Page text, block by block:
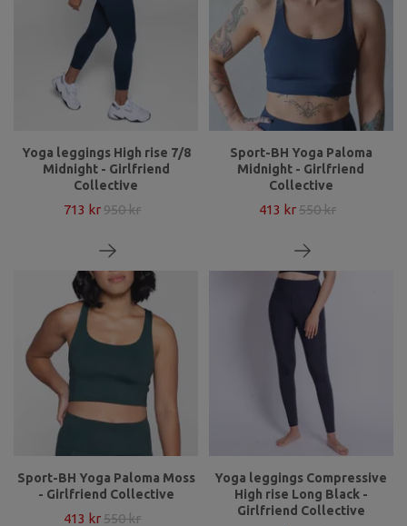
Yoga leggings High rise 7/8
Midnight - Girlfriend
Collective
713 kr 950 kr
Sport-BH Yoga Paloma
Midnight - Girlfriend
Collective
413 kr550 kr
Sport-BH Yoga Paloma Moss
- Girlfriend Collective
413 kr 550 kr
Yoga leggings Compressive
High rise Long Black -
Girlfriend Collective